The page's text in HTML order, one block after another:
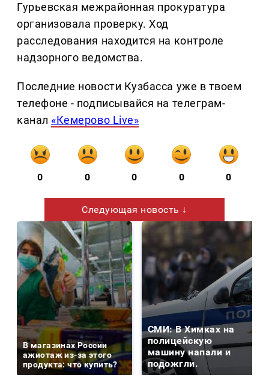
Гурьевская межрайонная прокуратура
организовала проверку. Ход
расследования находится на контроле
надзорного ведомства.
Последние новости Кузбасса уже в твоем
телефоне - подписывайся на телеграм-
канал «Кемерово Live»
0 0 0 0 0
Следующая новость ↓
В магазинах России
ажиотаж из-за этого
продукта: что купить?
СМИ: В Химках на
полицейскую
машину напали и
подожгли.